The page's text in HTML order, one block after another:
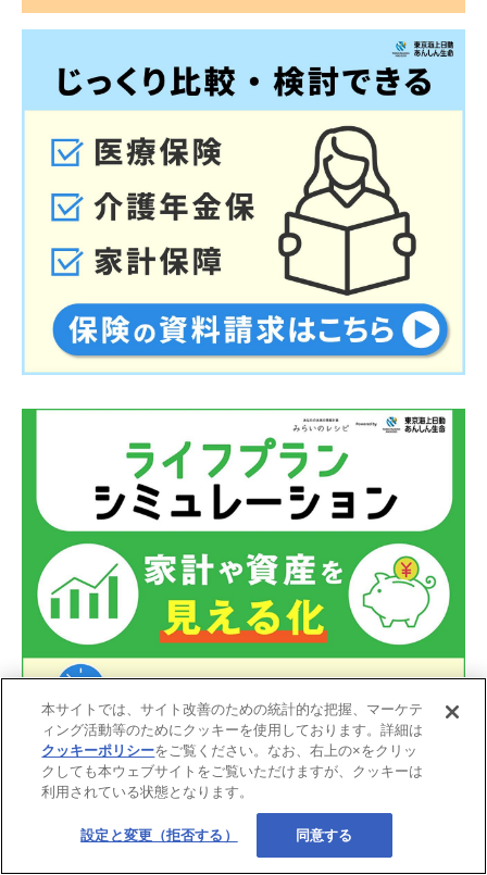
本サイトでは、サイト改善のための統計的な把握、マーケテ
ィング活動等のためにクッキーを使用しております。詳細は
クッキーポリシーをご覧ください。なお、右上の×をクリッ
クしても本ウェブサイトをご覧いただけますが、クッキーは
利用されている状態となります。
設定と変更（拒否する） 同意する